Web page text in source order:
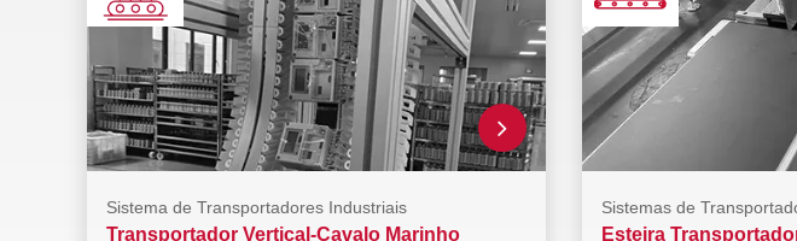
Sistema de Transportadores Industriais
Transportador Vertical-Cavalo Marinho
Sistemas de
Esteira